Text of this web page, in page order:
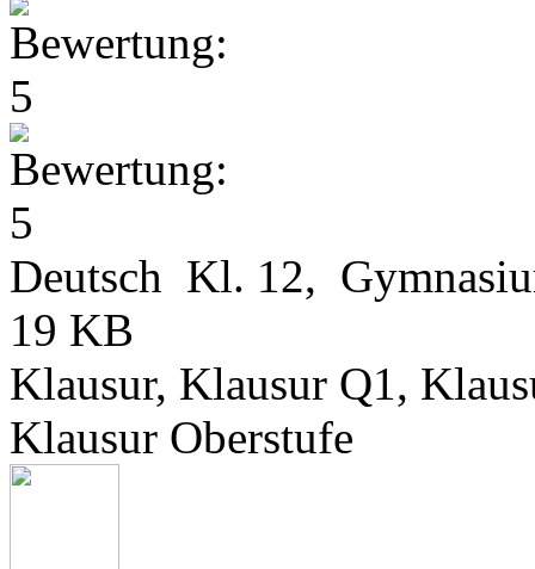
Deutsch Kl. 12,
19 KB
Klausur, Klausur Q1,
Klausur Oberstufe